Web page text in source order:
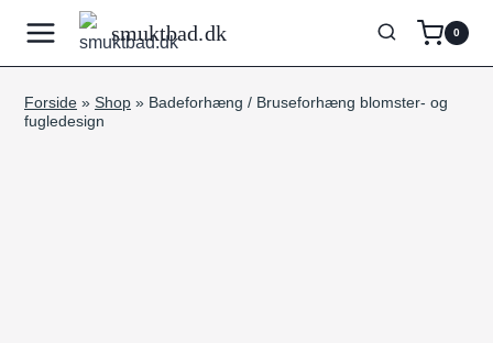
indhold
smuktbad.dk 0
Forside » Shop » Badeforhæng / Bruseforhæng blomster- og
fugledesign